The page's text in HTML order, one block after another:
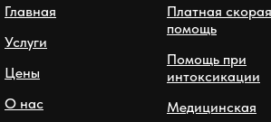
Главная
Услуги
Цены
О нас
Платная скорая
помощь
Помощь при
интоксикации
Медицинская